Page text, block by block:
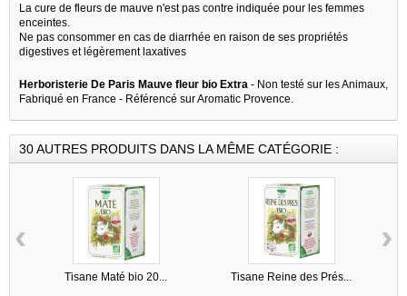
La cure de fleurs de mauve n'est pas contre indiquée pour les femmes
enceintes.
Ne pas consommer en cas de diarrhée en raison de ses propriétés
digestives et légèrement laxatives
Herboristerie De Paris Mauve fleur bio Extra - Non testé sur les Animaux,
Fabriqué en France - Référencé sur Aromatic Provence.
30 AUTRES PRODUITS DANS LA MÊME CATÉGORIE :
Tisane Maté bio 20... Tisane Reine des Prés...
‹ ›